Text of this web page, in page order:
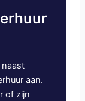
naast
aan.
of zijn